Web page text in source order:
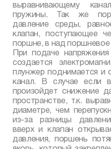
выравнивающему
пружины. Так же
давление среды,
клапан, поступающее
поршне, в над поршневое
При подаче
создается
плунжер поднимается и
канал. В случае если
произойдет снижение
пространстве, т.к.
диаметре, чем
из-за разницы
вверх и клапан
давления, поршень